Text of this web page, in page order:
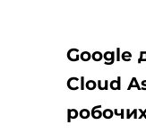
Google
Cloud